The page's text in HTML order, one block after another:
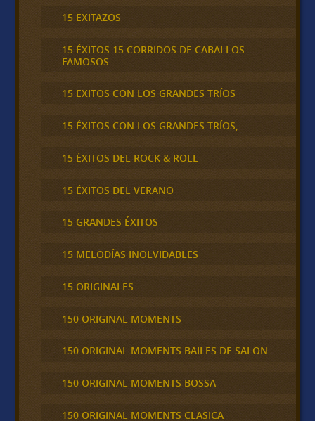
15 EXITAZOS
15 ÉXITOS 15 CORRIDOS DE CABALLOS
FAMOSOS
15 EXITOS CON LOS GRANDES TRÍOS
15 ÉXITOS CON LOS GRANDES TRÍOS,
15 ÉXITOS DEL ROCK & ROLL
15 ÉXITOS DEL VERANO
15 GRANDES ÉXITOS
15 MELODÍAS INOLVIDABLES
15 ORIGINALES
150 ORIGINAL MOMENTS
150 ORIGINAL MOMENTS BAILES DE SALON
150 ORIGINAL MOMENTS BOSSA
150 ORIGINAL MOMENTS CLASICA